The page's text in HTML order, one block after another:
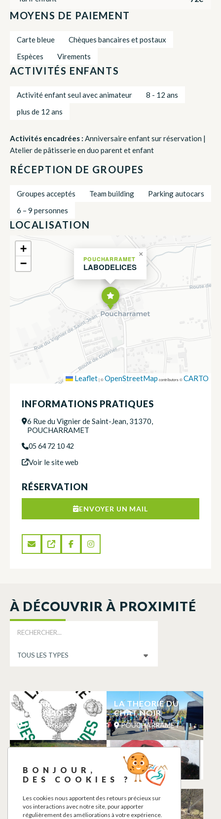
MOYENS DE PAIEMENT
Carte bleue
Chèques bancaires et postaux
Espèces
Virements
ACTIVITÉS ENFANTS
Activité enfant seul avec animateur
8 - 12 ans
plus de 12 ans
Activités encadrées : Anniversaire enfant sur réservation |
Atelier de pâtisserie en duo parent et enfant
RÉCEPTION DE GROUPES
Groupes acceptés Team building
Parking autocars
6 – 9 personnes
LOCALISATION
POUCHARRAMET
LABODELICES
×
+
−
Leaflet|©OpenStreetMap contributors ©CARTO
INFORMATIONS PRATIQUES
6 Rue du Vignier de Saint-Jean, 31370,
POUCHARRAMET
05 64 72 10 42
Voir le site web
RÉSERVATION
ENVOYER UN MAIL
À DÉCOUVRIR À PROXIMITÉ
LA FERME DES
MARGALIDES
POUCHARRAMET
LA THEORIE DU
CHAT NOIR
POUCHARRAMET
POUCHARRAMET
FERME DE GILET
POUCHARRAMET
PICOTIN
GOURMAND
EARL MOURANE
POUCHARRAMET
BONJOUR,
DES COOKIES ?
Les cookies nous apportent des retours précieux sur
vos interactions avec notre site, pour apporter
régulièrement des améliorations à votre expérience.